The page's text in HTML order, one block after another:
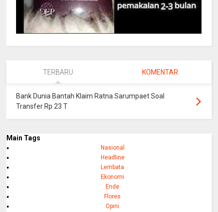
TERBARU KOMENTAR
Bank Dunia Bantah Klaim Ratna Sarumpaet Soal
Transfer Rp 23 T
Main Tags
Nasional
Headline
Lembata
Ekonomi
Ende
Flores
Opini